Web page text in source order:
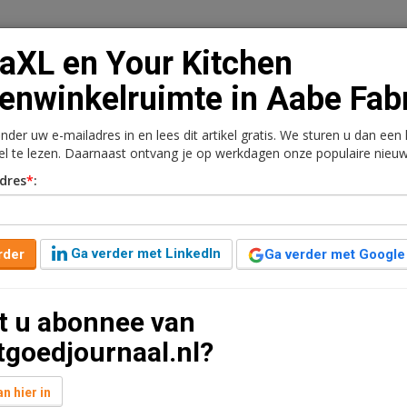
Vacaturebank Contact Abonnementen
hurenwinkelruimte in
één jaar geleden aangepast
gesloten met Savills IM voor winkelruimte
en Your Kitchen
in Aabe
uw e-mailadres in en lees dit artikel gratis. We sturen u dan een
te lezen. Daarnaast ontvang je op werkdagen onze populaire
*:
Ga verder met LinkedIn Ga verder met Google
u abonnee van
hier in